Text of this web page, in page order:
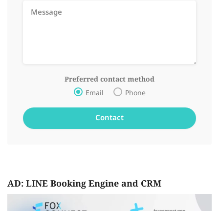
Preferred contact method
Email Phone
AD: LINE Booking Engine and CRM